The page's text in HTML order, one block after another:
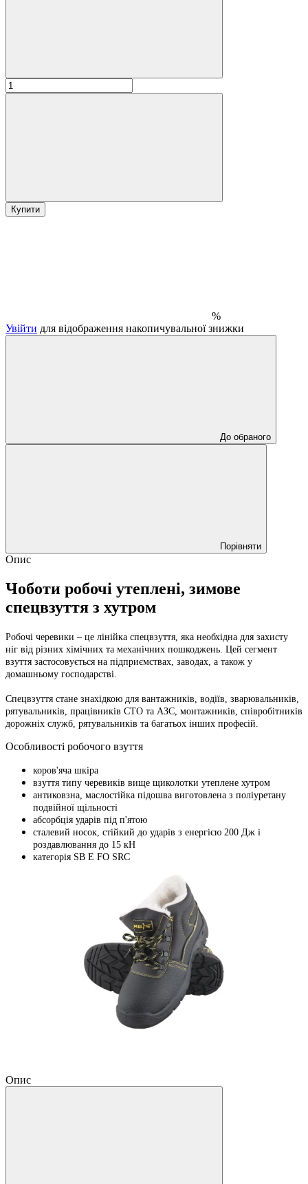
Купити
%
Увійти для відображення накопичувальної знижки
До обраного
Порівняти
Опис
Чоботи робочі утеплені, зимове
спецвзуття з хутром
Робочі черевики – це лінійка спецвзуття, яка необхідна для захисту
ніг від різних хімічних та механічних пошкоджень. Цей сегмент
взуття застосовується на підприємствах, заводах, а також у
домашньому господарстві.
Спецвзуття стане знахідкою для вантажників, водіїв, зварювальників,
рятувальників, працівників СТО та АЗС, монтажників, співробітників
дорожніх служб, рятувальників та багатьох інших професій.
Особливості робочого взуття
коров'яча шкіра
взуття типу черевиків вище щиколотки утеплене хутром
антиковзна, маслостійка підошва виготовлена з поліуретану
подвійної щільності
абсорбція ударів під п'ятою
сталевий носок, стійкий до ударів з енергією 200 Дж і
роздавлювання до 15 кН
категорія SB E FO SRC
Опис